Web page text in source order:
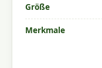
Größe
Merkmale